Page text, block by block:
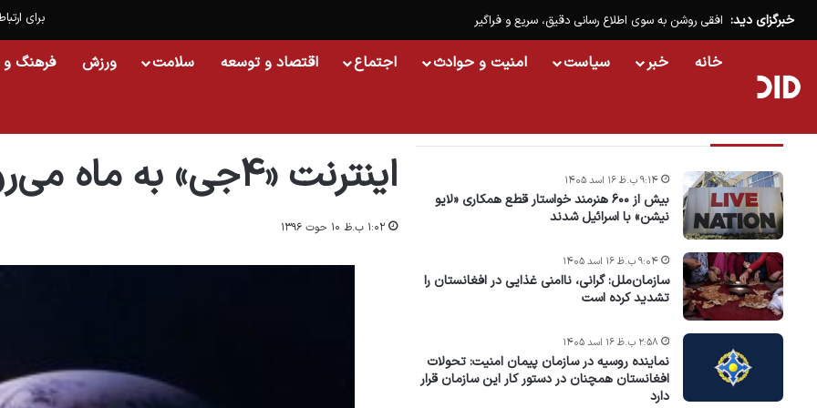
برای خبرگزای دید: افقی روشن به سوی اطلاع رسانی دقیق، سریع و فراگیر
خانه خبر سیاست امنیت و حوادث اجتماع اقتصاد و توسعه سلامت ورزش فرهنگ و
اینترنت «۴جی» به ماه می‌رود
۱:۰۲ ب.ظ ۱۰ حوت ۱۳۹۶
بیش از ۶۰۰ هنرمند خواستار قطع همکاری «لایو
نیشن» با اسرائیل شدند
۹:۱۴ ب.ظ ۱۶ اسد ۱۴۰۵
سازمان‌ملل: گرانی، ناامنی غذایی در افغانستان را
تشدید کرده است
۹:۰۴ ب.ظ ۱۶ اسد ۱۴۰۵
نماینده روسیه در سازمان پیمان امنیت: تحولات
افغانستان همچنان در دستور کار این سازمان قرار
دارد
۲:۵۸ ب.ظ ۱۶ اسد ۱۴۰۵